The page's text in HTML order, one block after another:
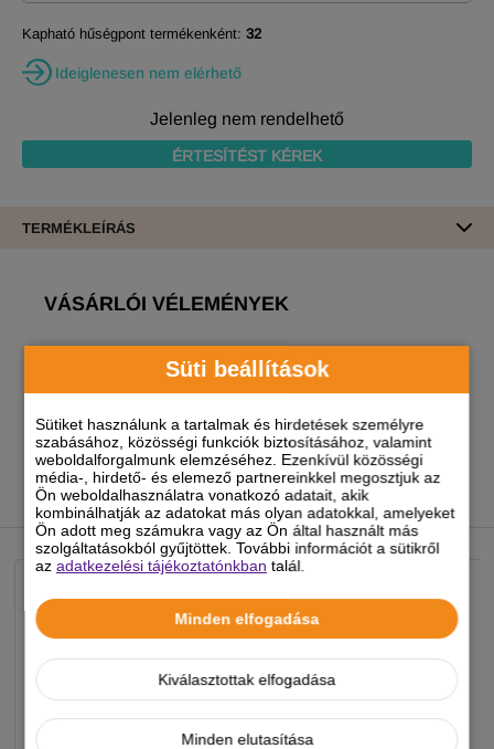
Süti beállítások
Sütiket használunk a tartalmak és hirdetések személyre
szabásához, közösségi funkciók biztosításához, valamint
weboldalforgalmunk elemzéséhez. Ezenkívül közösségi
média-, hirdető- és elemező partnereinkkel megosztjuk az
Ön weboldalhasználatra vonatkozó adatait, akik
kombinálhatják az adatokat más olyan adatokkal, amelyeket
Ön adott meg számukra vagy az Ön által használt más
szolgáltatásokból gyűjtöttek. További információt a sütikről
azadatkezelési tájékoztatónkban talál.
Minden elfogadása
Kiválasztottak elfogadása
Minden elutasítása
Kapható hűségpont termékenként: 32
Ideiglenesen nem elérhető
Jelenleg nem rendelhető
ÉRTESÍTÉST KÉREK
TERMÉKLEÍRÁS
VÁSÁRLÓI VÉLEMÉNYEK
Erről a termékről még nincs vélemény!
A termékhez akkor tudsz véleményt írni, ha
regisztrált és bejelentkezettfelhasználó vagy!
NEKED AJÁNLJUK